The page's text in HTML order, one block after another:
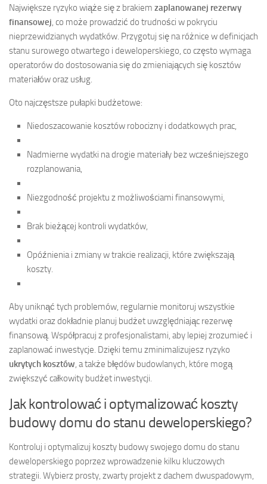
Największe ryzyko wiąże się z brakiem zaplanowanej rezerwy
finansowej, co może prowadzić do trudności w pokryciu
nieprzewidzianych wydatków. Przygotuj się na różnice w definicjach
stanu surowego otwartego i deweloperskiego, co często wymaga
operatorów do dostosowania się do zmieniających się kosztów
materiałów oraz usług.
Oto najczęstsze pułapki budżetowe:
Niedoszacowanie kosztów robocizny i dodatkowych prac,
Nadmierne wydatki na drogie materiały bez wcześniejszego
rozplanowania,
Niezgodność projektu z możliwościami finansowymi,
Brak bieżącej kontroli wydatków,
Opóźnienia i zmiany w trakcie realizacji, które zwiększają
koszty.
Aby uniknąć tych problemów, regularnie monitoruj wszystkie
wydatki oraz dokładnie planuj budżet uwzględniając rezerwę
finansową. Współpracuj z profesjonalistami, aby lepiej zrozumieć i
zaplanować inwestycje. Dzięki temu zminimalizujesz ryzyko
ukrytych kosztów, a także błędów budowlanych, które mogą
zwiększyć całkowity budżet inwestycji.
Jak kontrolować i optymalizować koszty
budowy domu do stanu deweloperskiego?
Kontroluj i optymalizuj koszty budowy swojego domu do stanu
deweloperskiego poprzez wprowadzenie kilku kluczowych
strategii. Wybierz prosty, zwarty projekt z dachem dwuspadowym,